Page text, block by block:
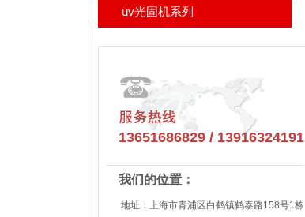
uv光固机系列
13651686829 / 13916324191
我们的位置：
地址：上海市青浦区白鹤镇鹤泰路158号1栋